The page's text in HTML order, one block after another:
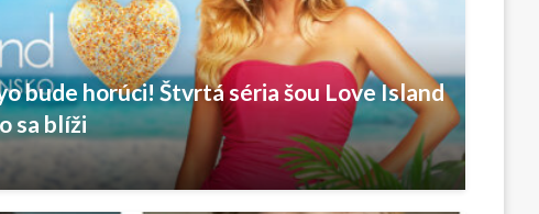
bude horúci! Štvrtá séria šou Love Island
sa blíži